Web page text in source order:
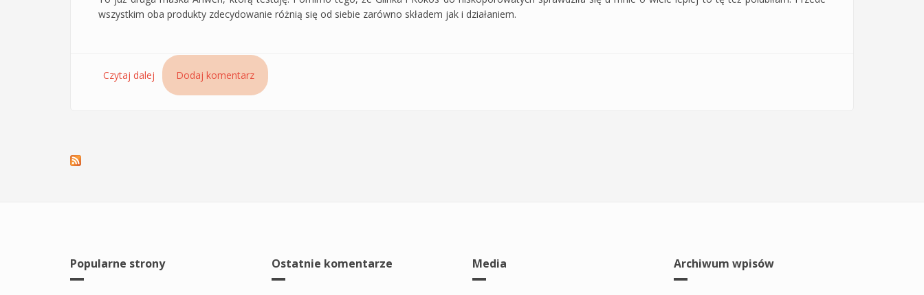
wszystkim oba produkty zdecydowanie różnią się od siebie zarówno składem jak i działaniem.
Czytaj dalej wpis Maska Anwen do włosów średnioporowatych Winogrona i Keratyna
Dodaj komentarz
Popularne strony Ostatnie komentarze Media Archiwum wpisów